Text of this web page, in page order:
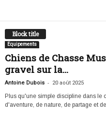
Block title
Equipements
Chiens de Chasse
gravel sur la...
Antoine Dubois - 20 août 2025
Plus qu'une simple discipline dans le
d'aventure, de nature, de partage et